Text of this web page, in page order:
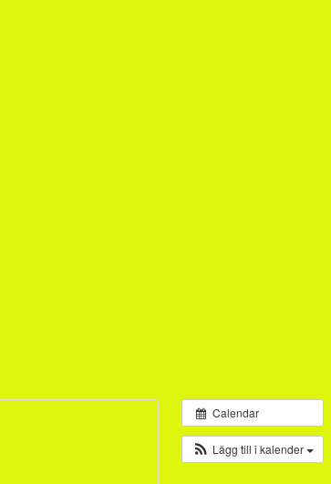
Calendar
Lägg till i kalender